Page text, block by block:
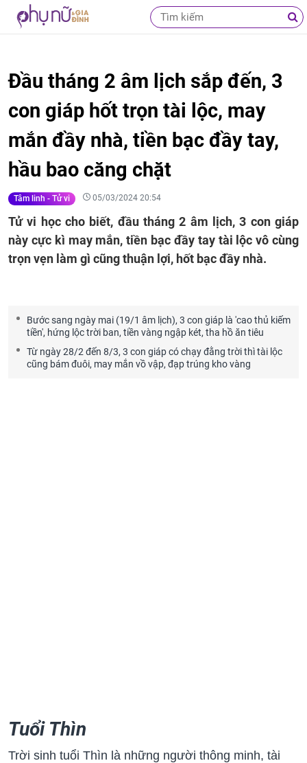
Đầu tháng 2 âm lịch sắp đến, 3
con giáp hốt trọn tài lộc, may
mắn đầy nhà, tiền bạc đầy tay,
hầu bao căng chặt
Tâm linh - Tử vi 05/03/2024 20:54
Tử vi học cho biết, đầu tháng 2 âm lịch, 3 con giáp
này cực kì may mắn, tiền bạc đầy tay tài lộc vô cùng
trọn vẹn làm gì cũng thuận lợi, hốt bạc đầy nhà.
Bước sang ngày mai (19/1 âm lịch), 3 con giáp là 'cao thủ kiếm
tiền', hứng lộc trời ban, tiền vàng ngập két, tha hồ ăn tiêu
Từ ngày 28/2 đến 8/3, 3 con giáp có chạy đằng trời thì tài lộc
cũng bám đuôi, may mắn vồ vập, đạp trúng kho vàng
Tuổi Thìn
Trời sinh tuổi Thìn là những người thông minh, tài